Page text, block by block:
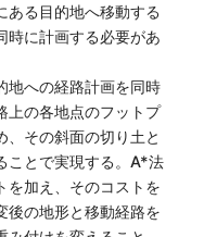
ある目的地へ移動する
時に計画する必要があ
への経路計画を同時
上の各地点のフットプ
、その斜面の切り土と
ことで実現する。A*法
を加え、そのコストを
後の地形と移動経路を